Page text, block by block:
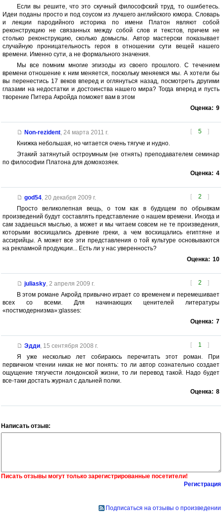
Если вы решите, что это скучный философский труд, то ошибетесь.
Идеи поданы просто и под соусом из лучшего английского юмора. Словарь
и лекции пародийного историка по имени Платон являют собой
реконструкцию не связанных между собой слов и текстов, причем не
столько реконструкцию, сколько домыслы. Автор мастерски показывает
случайную проницательность героя в отношении сути вещей нашего
времени. Именно сути, а не формального значения.
Мы все помним многие эпизоды из своего прошлого. С течением
времени отношение к ним меняется, поскольку меняемся мы. А хотели бы
вы перенестись 17 веков вперед и оглянуться назад, посмотреть другими
глазами на недостатки и достоинства нашего мира? Тогда вперед и пусть
творение Питера Акройда поможет вам в этом
Оценка: 9
[ 5 ]
Non-rezident, 24 марта 2011 г.
Книжка небольшая, но читается очень тягуче и нудно.
Этакий затянутый остроумным (не отнять) преподавателем семинар
по философии Платона для домохозяек.
Оценка: 4
[ 2 ]
god54, 20 декабря 2009 г.
Просто великолепная вещь, о том как в будущем по обрывкам
произведений будут составлять представление о нашем времени. Иногда и
сам задаешься мыслью, а может и мы читаем совсем не те произведения,
которыми восхищались древние греки, а чем восхищались египтяне и
ассирийцы. А может все эти представления о той культуре основываются
на рекламной продукции... Есть ли у нас уверенность?
Оценка: 10
[ 2 ]
juliasky, 2 апреля 2009 г.
В этом романе Акройд привычно играет со временем и перемешивает
всех со всеми. Для начинающих ценителей литературы
«постмодернизма»:glasses:
Оценка: 7
[ 1 ]
Эдди, 15 сентября 2008 г.
Я уже несколько лет собираюсь перечитать этот роман. При
первичном чтении никак не мог понять: то ли автор сознательно создает
ощущение тягучести лондонской жизни, то ли перевод такой. Надо будет
все-таки достать журнал с дальней полки.
Оценка: 8
Написать отзыв:
Писать отзывы могут только зарегистрированные посетители!
Регистрация
Подписаться на отзывы о произведении